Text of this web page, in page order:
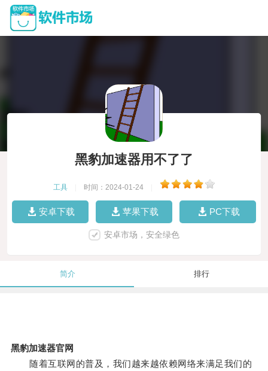
黑豹加速器用不了了
工具 时间：2024-01-24
安卓下载 苹果下载 PC下载
安卓市场，安全绿色
简介 排行
黑豹加速器官网
随着互联网的普及，我们越来越依赖网络来满足我们的